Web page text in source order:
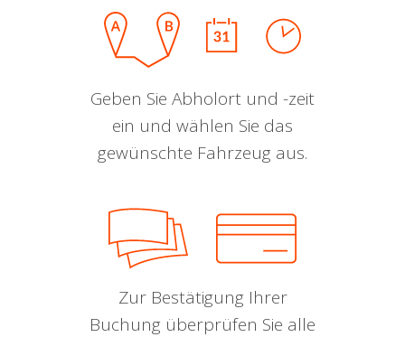
Geben Sie Abholort und -zeit
ein und wählen Sie das
gewünschte Fahrzeug aus.
Zur Bestätigung Ihrer
Buchung überprüfen Sie alle